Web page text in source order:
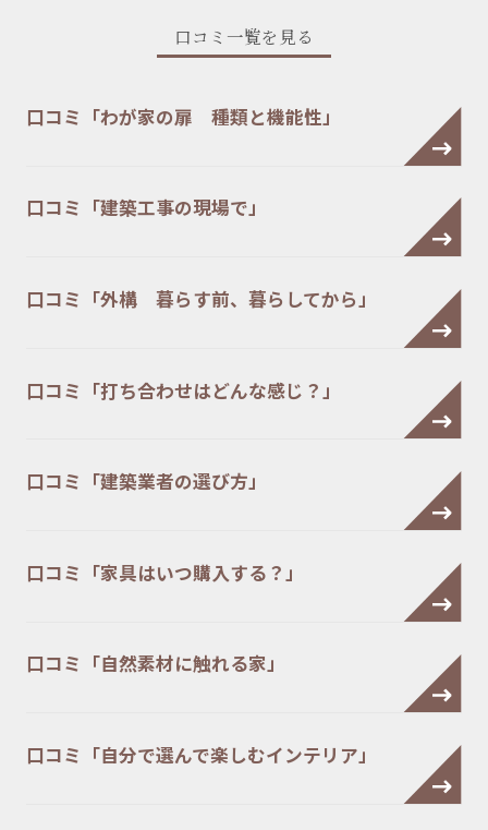
口コミ一覧を見る
口コミ「わが家の扉 種類と機能性」
口コミ「建築工事の現場で」
口コミ「外構 暮らす前、暮らしてから」
口コミ「打ち合わせはどんな感じ？」
口コミ「建築業者の選び方」
口コミ「家具はいつ購入する？」
口コミ「自然素材に触れる家」
口コミ「自分で選んで楽しむインテリア」